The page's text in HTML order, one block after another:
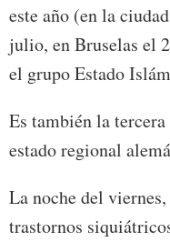
este año (en la
julio, en Bruselas el
el grupo Estado
Es también la tercera
estado regional
La noche del
trastornos